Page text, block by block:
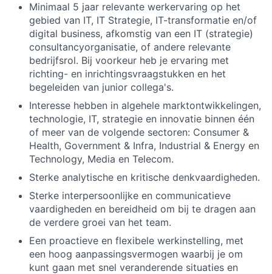
Minimaal 5 jaar relevante werkervaring op het
gebied van IT, IT Strategie, IT-transformatie en/of
digital business, afkomstig van een IT (strategie)
consultancyorganisatie, of andere relevante
bedrijfsrol. Bij voorkeur heb je ervaring met
richting- en inrichtingsvraagstukken en het
begeleiden van junior collega's.
Interesse hebben in algehele marktontwikkelingen,
technologie, IT, strategie en innovatie binnen één
of meer van de volgende sectoren: Consumer &
Health, Government & Infra, Industrial & Energy en
Technology, Media en Telecom.
Sterke analytische en kritische denkvaardigheden.
Sterke interpersoonlijke en communicatieve
vaardigheden en bereidheid om bij te dragen aan
de verdere groei van het team.
Een proactieve en flexibele werkinstelling, met
een hoog aanpassingsvermogen waarbij je om
kunt gaan met snel veranderende situaties en